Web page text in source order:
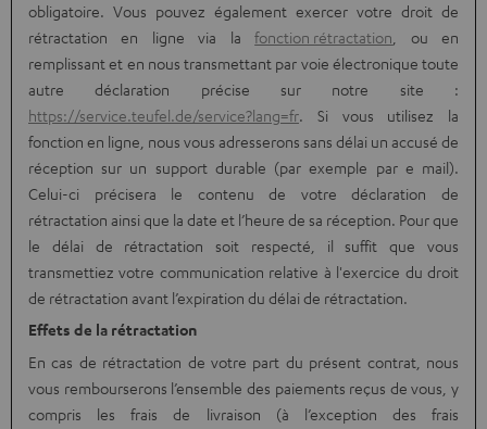
obligatoire. Vous pouvez également exercer votre droit de
rétractation en ligne via lafonction rétractation , ou en
remplissant et en nous transmettant par voie électronique toute
autre déclaration précise sur notre site :
https://service.teufel.de/service?lang=fr. Si vous utilisez la
fonction en ligne, nous vous adresserons sans délai un accusé de
réception sur un support durable (par exemple par e mail).
Celui-ci précisera le contenu de votre déclaration de
rétractation ainsi que la date et l’heure de sa réception. Pour que
le délai de rétractation soit respecté, il suffit que vous
transmettiez votre communication relative à l'exercice du droit
de rétractation avant l’expiration du délai de rétractation.
Effets de la rétractation
En cas de rétractation de votre part du présent contrat, nous
vous rembourserons l’ensemble des paiements reçus de vous, y
compris les frais de livraison (à l’exception des frais